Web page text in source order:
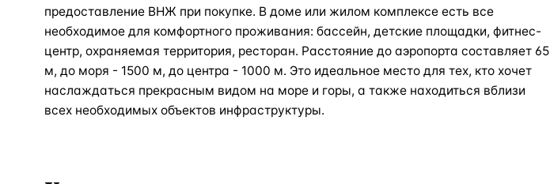
предоставление ВНЖ при покупке. В доме или жилом комплексе есть все
необходимое для комфортного проживания: бассейн, детские площадки, фитнес-
центр, охраняемая территория, ресторан. Расстояние до аэропорта составляет 65
м, до моря - 1500 м, до центра - 1000 м. Это идеальное место для тех, кто хочет
наслаждаться прекрасным видом на море и горы, а также находиться вблизи
всех необходимых объектов инфраструктуры.